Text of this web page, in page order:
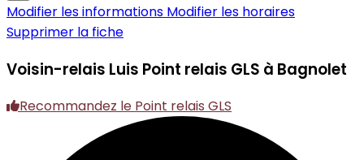
Modifier les informations Modifier les horaires
Supprimer la fiche
Voisin-relais Luis Point relais GLS à Bagnolet
Recommandez le Point relais GLS